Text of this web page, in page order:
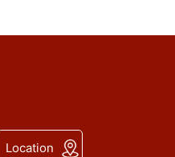
Location